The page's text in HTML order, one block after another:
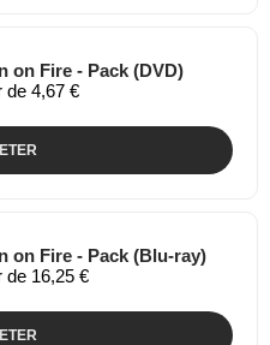
on Fire - Pack (DVD)
de 4,67 €
on Fire - Pack (Blu-ray)
de 16,25 €